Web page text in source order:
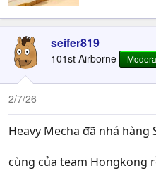
seifer819
101st Airborne
2/7/26
Heavy Mecha đã nhá
cùng của team Hongkong